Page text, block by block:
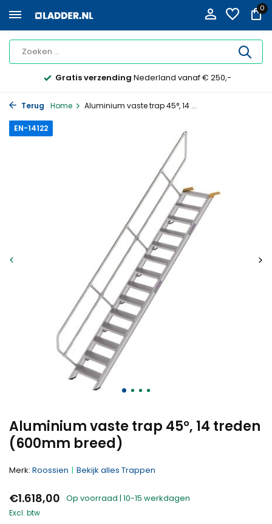
0
Gratis verzending Nederland vanaf € 250,-
Terug Home Aluminium vaste trap 45°, 14 ...
Aluminium vaste trap 45°, 14 treden
(600mm breed)
EN-14122
Merk: Roossien Bekijk alles Trappen
€1.618,00 Op voorraad | 10-15 werkdagen
Excl. btw